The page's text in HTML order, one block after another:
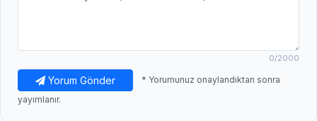
0/2000
Yorum Gönder
* Yorumunuz onaylandıktan sonra
yayımlanır.